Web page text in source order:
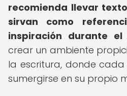
recomienda llevar
sirvan como
inspiración durante el
crear un ambiente
la escritura, donde
sumergirse en su propio